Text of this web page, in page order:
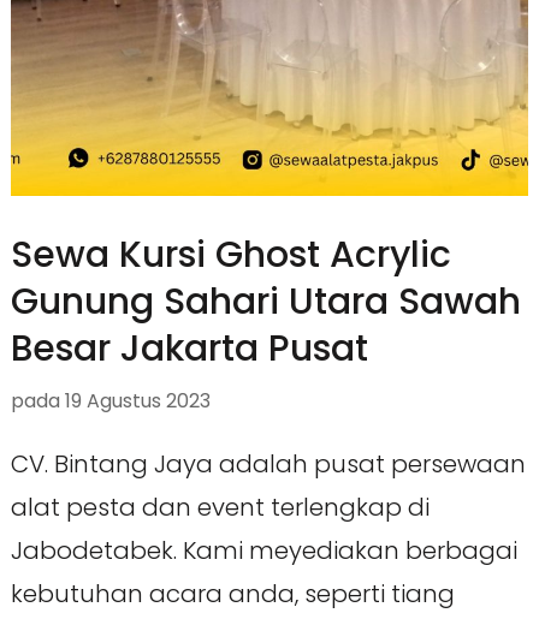
Sewa Kursi Ghost Acrylic
Gunung Sahari Utara Sawah
Besar Jakarta Pusat
pada 19 Agustus 2023
CV. Bintang Jaya adalah pusat persewaan
alat pesta dan event terlengkap di
Jabodetabek. Kami meyediakan berbagai
kebutuhan acara anda, seperti tiang